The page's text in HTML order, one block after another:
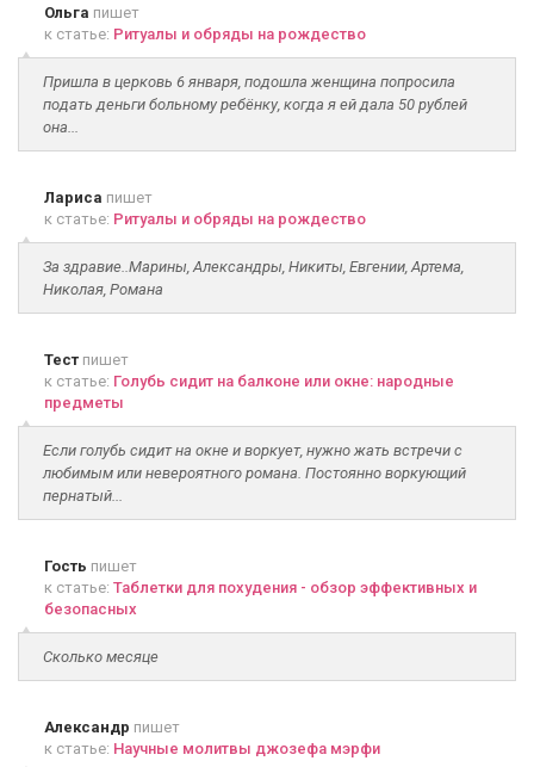
Ольга пишет
к статье: Ритуалы и обряды на рождество
Пришла в церковь 6 января, подошла женщина попросила
подать деньги больному ребёнку, когда я ей дала 50 рублей
она...
Лариса пишет
к статье: Ритуалы и обряды на рождество
За здравие..Марины, Александры, Никиты, Евгении, Артема,
Николая, Романа
Тест пишет
к статье: Голубь сидит на балконе или окне: народные
предметы
Если голубь сидит на окне и воркует, нужно жать встречи с
любимым или невероятного романа. Постоянно воркующий
пернатый...
Гость пишет
к статье: Таблетки для похудения - обзор эффективных и
безопасных
Сколько месяце
Александр пишет
к статье: Научные молитвы джозефа мэрфи